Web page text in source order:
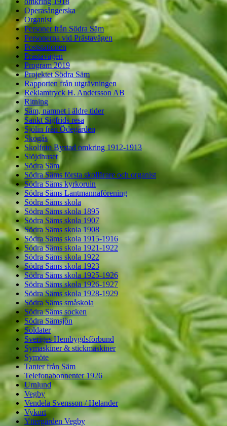
Operasångerska
Organist
Personer från Södra Säm
Personerna vid Prästavägen
Poststationen
Prästavägen
Program 2019
Projektet Södra Säm
Rapporten från utgrävningen
Reklamtryck H. Andersson AB
Ritning
Säm, namnet i äldre tider
Sankt Sigfrids resa
Sjölin från Ödegården
Skogås
Skolfoto Bystad omkring 1912-1913
Slöjdhuset
Södra Säm
Södra Säms första skollärare och organist
Södra Säms kyrkoruin
Södra Säms Lantmannaförening
Södra Säms skola
Södra Säms skola 1895
Södra Säms skola 1907
Södra Säms skola 1908
Södra Säms skola 1915-1916
Södra Säms skola 1921-1922
Södra Säms skola 1922
Södra Säms skola 1923
Södra Säms skola 1925-1926
Södra Säms skola 1926-1927
Södra Säms skola 1928-1929
Södra Säms småskola
Södra Säms socken
Södra Sämsjön
Soldater
Sveriges Hembygdsförbund
Symaskiner & stickmaskiner
Symöte
Tanter från Säm
Telefonabonnenter 1926
Urnlund
Vegby
Vendela Svensson / Helander
Vykort
Yttergården Vegby